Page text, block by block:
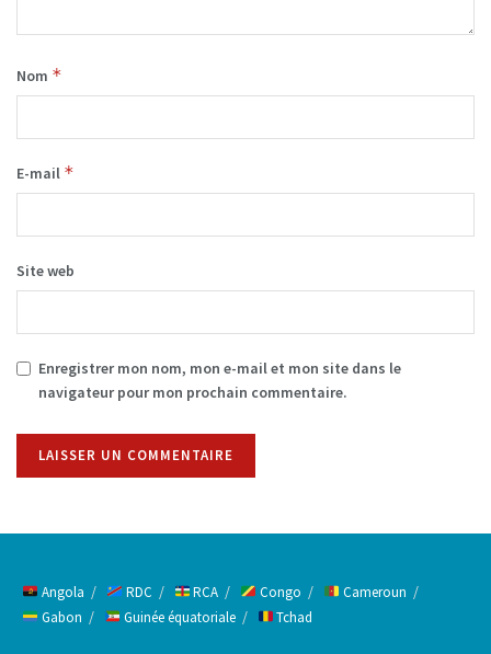
Nom *
E-mail *
Site web
Enregistrer mon nom, mon e-mail et mon site dans le
navigateur pour mon prochain commentaire.
Angola RDC RCA Congo
Cameroun
Gabon
Guinée équatoriale Tchad